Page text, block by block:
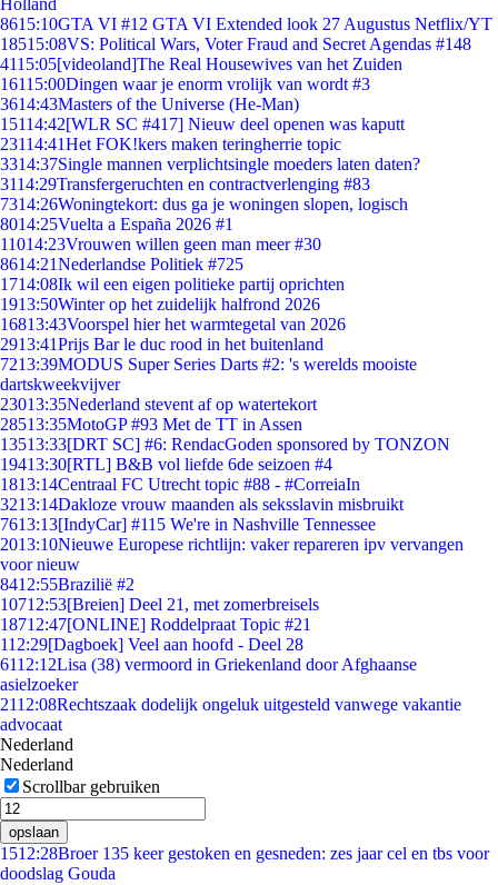
Holland
8615:10GTA VI #12 GTA VI Extended look 27 Augustus Netflix/YT
18515:08VS: Political Wars, Voter Fraud and Secret Agendas #148
4115:05[videoland]The Real Housewives van het Zuiden
16115:00Dingen waar je enorm vrolijk van wordt #3
3614:43Masters of the Universe (He-Man)
15114:42[WLR SC #417] Nieuw deel openen was kaputt
23114:41Het FOK!kers maken teringherrie topic
3314:37Single mannen verplichtsingle moeders laten daten?
3114:29Transfergeruchten en contractverlenging #83
7314:26Woningtekort: dus ga je woningen slopen, logisch
8014:25Vuelta a España 2026 #1
11014:23Vrouwen willen geen man meer #30
8614:21Nederlandse Politiek #725
1714:08Ik wil een eigen politieke partij oprichten
1913:50Winter op het zuidelijk halfrond 2026
16813:43Voorspel hier het warmtegetal van 2026
2913:41Prijs Bar le duc rood in het buitenland
7213:39MODUS Super Series Darts #2: 's werelds mooiste
dartskweekvijver
23013:35Nederland stevent af op watertekort
28513:35MotoGP #93 Met de TT in Assen
13513:33[DRT SC] #6: RendacGoden sponsored by TONZON
19413:30[RTL] B&B vol liefde 6de seizoen #4
1813:14Centraal FC Utrecht topic #88 - #CorreiaIn
3213:14Dakloze vrouw maanden als seksslavin misbruikt
7613:13[IndyCar] #115 We're in Nashville Tennessee
2013:10Nieuwe Europese richtlijn: vaker repareren ipv vervangen
voor nieuw
8412:55Brazilië #2
10712:53[Breien] Deel 21, met zomerbreisels
18712:47[ONLINE] Roddelpraat Topic #21
112:29[Dagboek] Veel aan hoofd - Deel 28
6112:12Lisa (38) vermoord in Griekenland door Afghaanse
asielzoeker
2112:08Rechtszaak dodelijk ongeluk uitgesteld vanwege vakantie
advocaat
Nederland
Nederland
Scrollbar gebruiken
opslaan
1512:28Broer 135 keer gestoken en gesneden: zes jaar cel en tbs voor
doodslag Gouda